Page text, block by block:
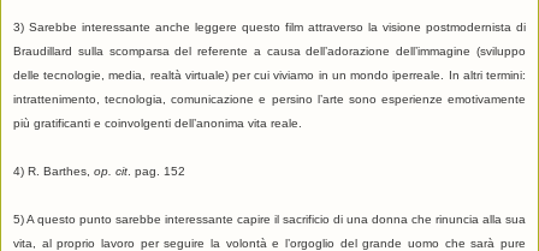
3) Sarebbe interessante anche leggere questo film attraverso la visione postmodernista di
Braudillard sulla scomparsa del referente a causa dell’adorazione dell’immagine (sviluppo
delle tecnologie, media, realtà virtuale) per cui viviamo in un mondo iperreale. In altri termini:
intrattenimento, tecnologia, comunicazione e persino l’arte sono esperienze emotivamente
più gratificanti e coinvolgenti dell’anonima vita reale.
4) R. Barthes, op. cit . pag. 152
5) A questo punto sarebbe interessante capire il sacrificio di una donna che rinuncia alla sua
vita, al proprio lavoro per seguire la volontà e l’orgoglio del grande uomo che sarà pure